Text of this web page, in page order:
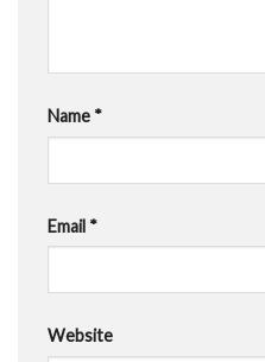
Name *
Email *
Website